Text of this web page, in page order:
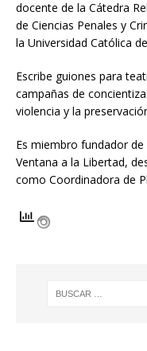
docente de la Cátedra
de Ciencias Penales y
la Universidad Católica
Escribe guiones para
campañas de
violencia y la
Es miembro fundador
Ventana a la Libertad,
como Coordinadora de